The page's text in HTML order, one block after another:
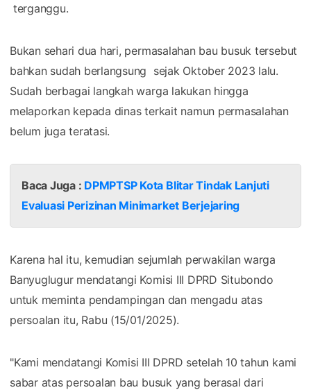
terganggu.
Bukan sehari dua hari, permasalahan bau busuk tersebut
bahkan sudah berlangsung sejak Oktober 2023 lalu.
Sudah berbagai langkah warga lakukan hingga
melaporkan kepada dinas terkait namun permasalahan
belum juga teratasi.
Baca Juga : DPMPTSP Kota Blitar Tindak Lanjuti
Evaluasi Perizinan Minimarket Berjejaring
Karena hal itu, kemudian sejumlah perwakilan warga
Banyuglugur mendatangi Komisi III DPRD Situbondo
untuk meminta pendampingan dan mengadu atas
persoalan itu, Rabu (15/01/2025).
"Kami mendatangi Komisi III DPRD setelah 10 tahun kami
sabar atas persoalan bau busuk yang berasal dari